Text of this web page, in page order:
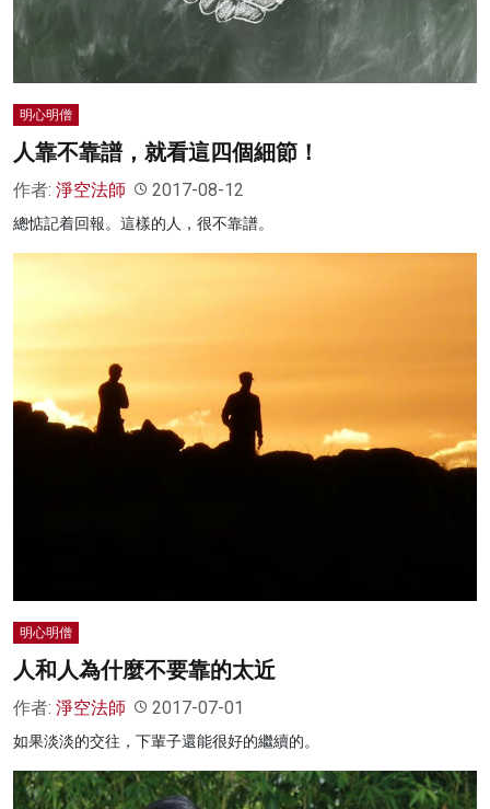
明心明僧
人靠不靠譜，就看這四個細節！
作者: 淨空法師 2017-08-12
總惦記着回報。這樣的人，很不靠譜。
明心明僧
人和人為什麼不要靠的太近
作者: 淨空法師 2017-07-01
如果淡淡的交往，下輩子還能很好的繼續的。